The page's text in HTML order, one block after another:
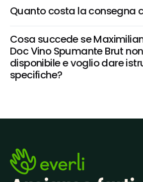
Quanto costa la consegna
Cosa succede se
Doc Vino Spumante Brut
disponibile e voglio dare
specifiche?